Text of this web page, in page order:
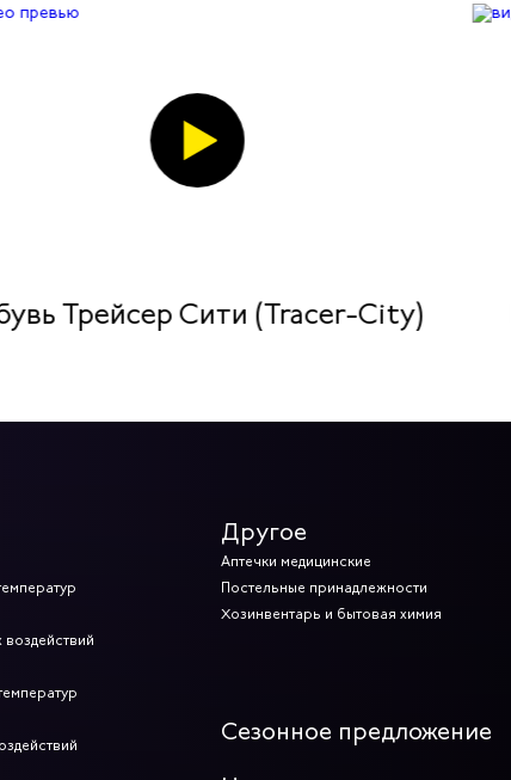
Трейсер Сити (Tracer-City)
Другое
Аптечки медицинские
Постельные принадлежности
Хозинвентарь и бытовая химия
Сезонное предложение